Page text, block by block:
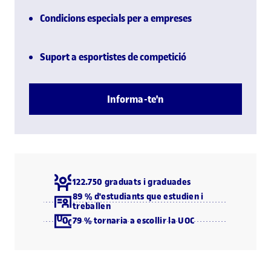
Condicions especials per a empreses
Suport a esportistes de competició
Informa-te'n
122.750 graduats i graduades
89 % d'estudiants que estudien i
treballen
79 % tornaria a escollir la UOC